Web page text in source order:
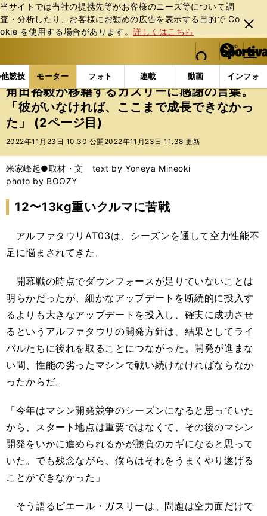
当サイトでは当社の提携先等がお客様のニーズ等について調
査・分析したり、お客様にお勧めの広告を表⽰する⽬的で Co
okie を使⽤する場合があります。詳しくはこちら
閉じ
る
web Sportiva (webスポルティーバ)
検索
マイペ
ー
ジ
メニュ
競技 モーター フォト 連載 動画 インフォ
b
ス
ポ
ル
テ
ー
バ
モーターの記事一覧 モーター F1 角田裕毅が移
角田裕毅が移籍するガスリーに感謝の言葉。
「彼がいなければ、ここまで成長できなかっ
た」 (2ページ目)
2022年11月23日 10:30 公開 2022年11月23日 11:38 更新
米家峰起●取材・文 text by Yoneya Mineoki
photo by BOOZY
12〜13kg重いクルマに苦戦
アルファタウリAT03は、シーズンを通して空力性能不
足に悩まされてきた。
開幕戦の時点でダウンフォースが足りていないことは
明らかだったが、細かなアップデートを断続的に投入す
るよりも大きなアップデートを投入し、確実に成功させ
るというアルファタウリの開発方針は、結果としてライ
バルたちに後れを取ることにつながった。開発が進まな
い間、性能の劣ったマシンで戦い続けなければならなか
ったからだ。
「今年はマシン開発競争のシーズンになると思っていた
から、スタート地点は重要ではなくて、その後のマシン
開発をいかに進められるかが勝負のカギになると思って
いた。でも残念ながら、僕らはそれをうまくやり遂げる
ことができなかった」
そう語るピエール・ガスリーは、問題は空力面だけで